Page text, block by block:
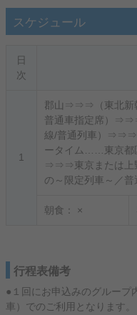
スケジュール
日
次
1
郡山⇒⇒⇒（東北新
普通車指定席）
線/普通列車）
ータイム……東京都
⇒⇒⇒東京または上
の～限定列車～／
朝食： ×
行程表備考
●１回にお申込みのグループ
車）でのご利用となります。